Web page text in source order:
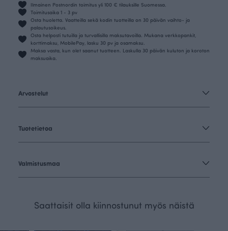
Ilmainen Postnordin toimitus yli 100 € tilauksille Suomessa.
Toimitusaika 1 - 3 pv
Osta huoletta. Vaatteilla sekä kodin tuotteilla on 30 päivän vaihto- ja
palautusoikeus.
Osta helposti tutuilla ja turvallisilla maksutavoilla. Mukana verkkopankit,
korttimaksu, MobilePay, lasku 30 pv ja osamaksu.
Maksa vasta, kun olet saanut tuotteen. Laskulla 30 päivän kuluton ja koroton
maksuaika.
Arvostelut
Tuotetietoa
Valmistusmaa
Saattaisit olla kiinnostunut myös näistä